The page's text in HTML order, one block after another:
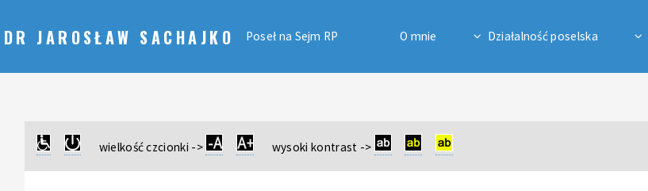
DR JAROSŁAW SACHAJKO Poseł na Sejm RP O mnie Działalność poselska
wielkość czcionki -> wysoki kontrast ->